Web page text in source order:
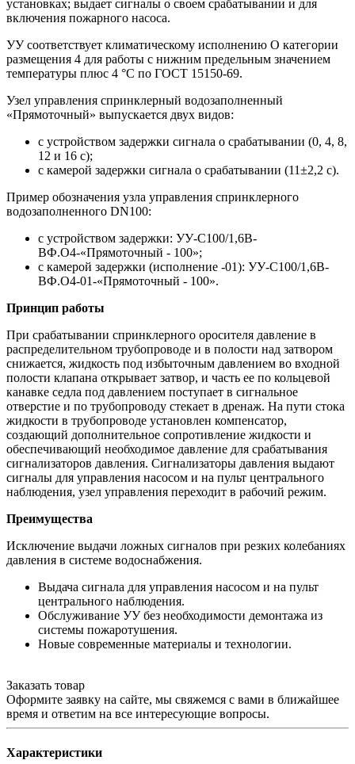
установках; выдает сигналы о своем срабатывании и для
включения пожарного насоса.
УУ соответствует климатическому исполнению О категории
размещения 4 для работы с нижним предельным значением
температуры плюс 4 °С по ГОСТ 15150-69.
Узел управления спринклерный водозаполненный
«Прямоточный» выпускается двух видов:
с устройством задержки сигнала о срабатывании (0, 4, 8,
12 и 16 с);
с камерой задержки сигнала о срабатывании (11±2,2 с).
Пример обозначения узла управления спринклерного
водозаполненного DN100:
с устройством задержки: УУ-С100/1,6В-
ВФ.О4-«Прямоточный - 100»;
с камерой задержки (исполнение -01): УУ-С100/1,6В-
ВФ.О4-01-«Прямоточный - 100».
Принцип работы
При срабатывании спринклерного оросителя давление в
распределительном трубопроводе и в полости над затвором
снижается, жидкость под избыточным давлением во входной
полости клапана открывает затвор, и часть ее по кольцевой
канавке седла под давлением поступает в сигнальное
отверстие и по трубопроводу стекает в дренаж. На пути стока
жидкости в трубопроводе установлен компенсатор,
создающий дополнительное сопротивление жидкости и
обеспечивающий необходимое давление для срабатывания
сигнализаторов давления. Сигнализаторы давления выдают
сигналы для управления насосом и на пульт центрального
наблюдения, узел управления переходит в рабочий режим.
Преимущества
Исключение выдачи ложных сигналов при резких колебаниях
давления в системе водоснабжения.
Выдача сигнала для управления насосом и на пульт
центрального наблюдения.
Обслуживание УУ без необходимости демонтажа из
системы пожаротушения.
Новые современные материалы и технологии.
Заказать товар
Оформите заявку на сайте, мы свяжемся с вами в ближайшее
время и ответим на все интересующие вопросы.
Характеристики